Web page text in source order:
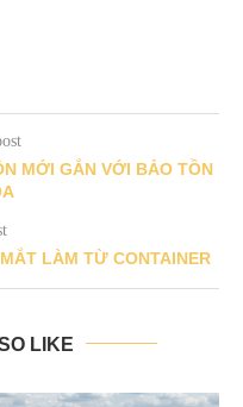
MỚI GẮN VỚI BẢO TỒN
LÀM TỪ CONTAINER
LIKE